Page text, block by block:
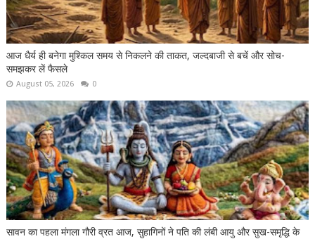
आज धैर्य ही बनेगा मुश्किल समय से निकलने की ताकत, जल्दबाजी से बचें और सोच-
समझकर लें फैसले
August 05, 2026 0
सावन का पहला मंगला गौरी व्रत आज, सुहागिनों ने पति की लंबी आयु और सुख-समृद्धि के